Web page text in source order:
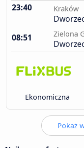
23:40 Kraków
08:51
Zielona
Ekonomiczna
Pokaż